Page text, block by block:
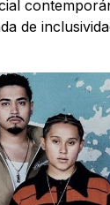
de